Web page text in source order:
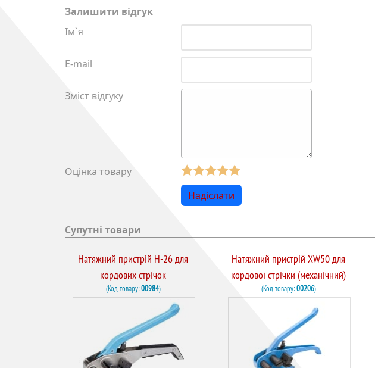
Залишити відгук
Ім`я
E-mail
Зміст відгуку
Оцінка товару
Супутні товари
Натяжний пристрій H-26 для
кордових стрічок
(Код товару:00984)
Натяжний пристрій XW50 для
кордової стрічки (механічний)
(Код товару:00206)